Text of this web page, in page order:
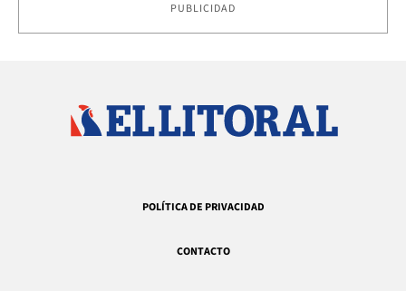
PUBLICIDAD
POLÍTICA DE PRIVACIDAD
CONTACTO